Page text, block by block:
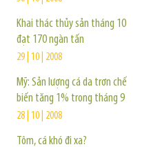
Khai thác thủy sản tháng 10
đạt 170 ngàn tấn
29 | 10 | 2008
Mỹ: Sản lượng cá da trơn chế
biến tăng 1% trong tháng 9
28 | 10 | 2008
Tôm, cá khó đi xa?